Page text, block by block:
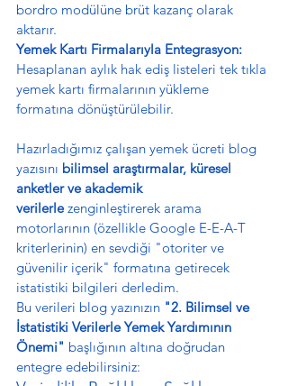
bordro modülüne brüt kazanç olarak
aktarır.
Yemek Kartı Firmalarıyla Entegrasyon:
Hesaplanan aylık hak ediş listeleri tek tıkla
yemek kartı firmalarının yükleme
formatına dönüştürülebilir.
Hazırladığımız çalışan yemek ücreti blog
yazısını bilimsel araştırmalar, küresel
anketler ve akademik
verilerle zenginleştirerek arama
motorlarının (özellikle Google E-E-A-T
kriterlerinin) en sevdiği "otoriter ve
güvenilir içerik" formatına getirecek
istatistiki bilgileri derledim.
Bu verileri blog yazınızın "2. Bilimsel ve
İstatistiki Verilerle Yemek Yardımının
Önemi" başlığının altına doğrudan
entegre edebilirsiniz: